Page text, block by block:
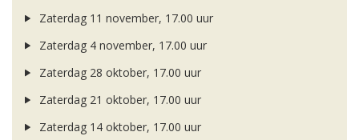
Zaterdag 11 november, 17.00 uur
Zaterdag 4 november, 17.00 uur
Zaterdag 28 oktober, 17.00 uur
Zaterdag 21 oktober, 17.00 uur
Zaterdag 14 oktober, 17.00 uur